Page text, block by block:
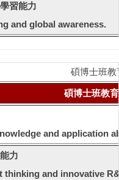
習能力
and global awareness.
碩博士班教
碩博士班教
and application
力
thinking and innovative